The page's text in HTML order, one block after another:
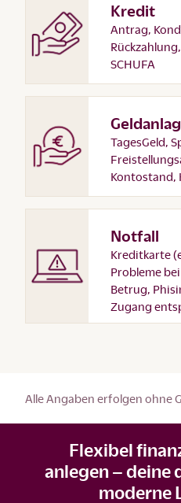
Kredit
Antrag,
SCHUFA
TagesGeld,
Kontostand,
Notfall
Kreditkarte
Probleme
Betrug,
Zugang
Alle Angaben erfolgen ohne
Flexibel
anlegen – deine
moderne